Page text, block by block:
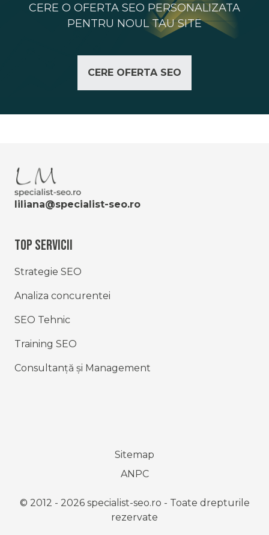
CERE O OFERTA SEO PERSONALIZATA
PENTRU NOUL TAU SITE
CERE OFERTA SEO
liliana@specialist-seo.ro
Top Servicii
Strategie SEO
Analiza concurentei
SEO Tehnic
Training SEO
Consultanță și Management
© 2012 - 2026 specialist-seo.ro - Toate drepturile
rezervate
Sitemap
ANPC